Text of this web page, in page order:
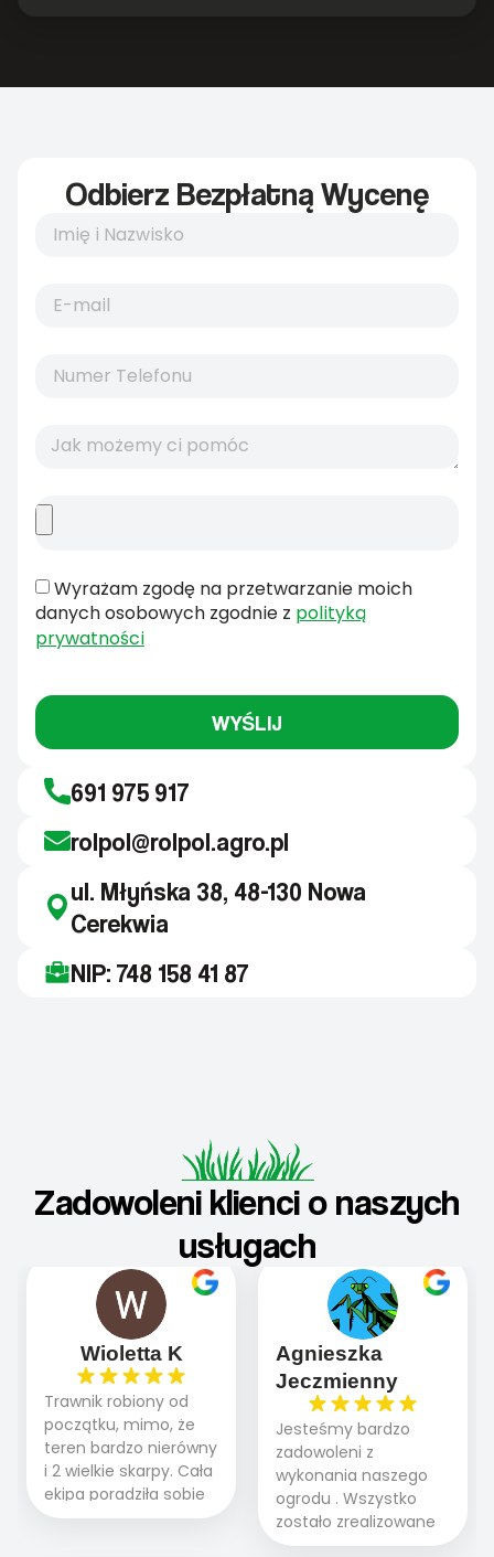
Odbierz Bezpłatną Wycenę
Wyrażam zgodę na przetwarzanie moich
danych osobowych zgodnie z polityką
prywatności
WYŚLIJ
691 975 917
rolpol@rolpol.agro.pl
ul. Młyńska 38, 48-130 Nowa
Cerekwia
NIP: 748 158 41 87
Zadowoleni klienci o naszych
usługach
Wioletta K
Trawnik robiony od
początku, mimo, że
teren bardzo nierówny
i 2 wielkie skarpy. Cała
ekipa poradziła sobie
WSPANIALE od
Agnieszka
Jeczmienny
Jesteśmy bardzo
zadowoleni z
wykonania naszego
ogrodu . Wszystko
zostało zrealizowane
fachowo, rzetelnie i